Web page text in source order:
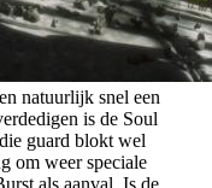
natuurlijk snel een
is de Soul
guard blokt wel
om weer speciale
als aanval. Is de